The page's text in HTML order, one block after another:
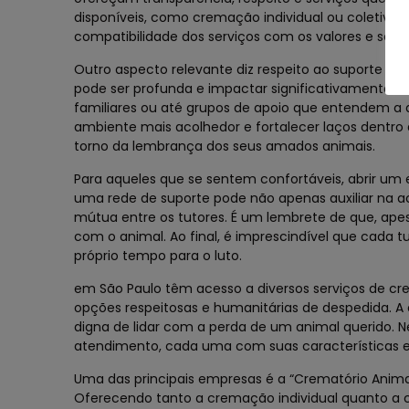
disponíveis, como cremação individual ou
compatibilidade dos serviços com os valores e
Outro aspecto relevante diz respeito ao suporte
pode ser profunda e impactar significativamente a
familiares ou até grupos de apoio que entendem a
ambiente mais acolhedor e fortalecer laços dentro
torno da lembrança dos seus amados animais.
Para aqueles que se sentem confortáveis, abrir
uma rede de suporte pode não apenas auxiliar na
mútua entre os tutores. É um lembrete de que,
com o animal. Ao final, é imprescindível que cada
próprio tempo para o luto.
em São Paulo têm acesso a diversos serviços de
opções respeitosas e humanitárias de despedida.
digna de lidar com a perda de um animal querido.
atendimento, cada uma com suas características
Uma das principais empresas é a “Crematório
Oferecendo tanto a cremação individual quanto a